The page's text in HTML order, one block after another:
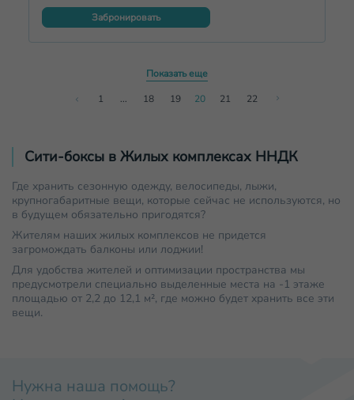
Забронировать
Показать еще
1
... 18 19 20 21 22
Сити-боксы в Жилых комплексах ННДК
Где хранить сезонную одежду, велосипеды, лыжи,
крупногабаритные вещи, которые сейчас не используются, но
в будущем обязательно пригодятся?
Жителям наших жилых комплексов не придется
загромождать балконы или лоджии!
Для удобства жителей и оптимизации пространства мы
предусмотрели специально выделенные места на -1 этаже
площадью от 2,2 до 12,1 м², где можно будет хранить все эти
вещи.
Нужна наша помощь?